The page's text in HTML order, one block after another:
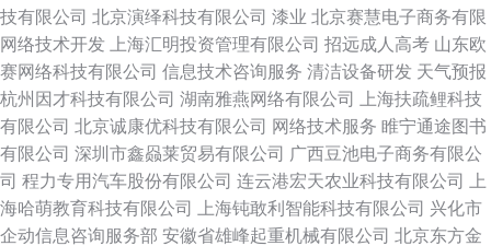
技有限公司 北京演绎科技有限公司 漆业 北京赛慧电子商务有限
网络技术开发
上海汇明投资管理有限公司 招远成人高考 山东欧
赛网络科技有限公司 信息技术咨询服务 清洁设备研发 天气预报
杭州因才科技有限公司 湖南雅燕网络有限公司
上海扶疏鲤科技
有限公司 北京诚康优科技有限公司 网络技术服务 睢宁通途图书
有限公司 深圳市鑫赑莱贸易有限公司 广西豆池电子商务有限公
司 程力专用汽车股份有限公司 连云港宏天农业科技有限公司
上
海哈萌教育科技有限公司
上海钝敢利智能科技有限公司 兴化市
企动信息咨询服务部 安徽省雄峰起重机械有限公司 北京东方金